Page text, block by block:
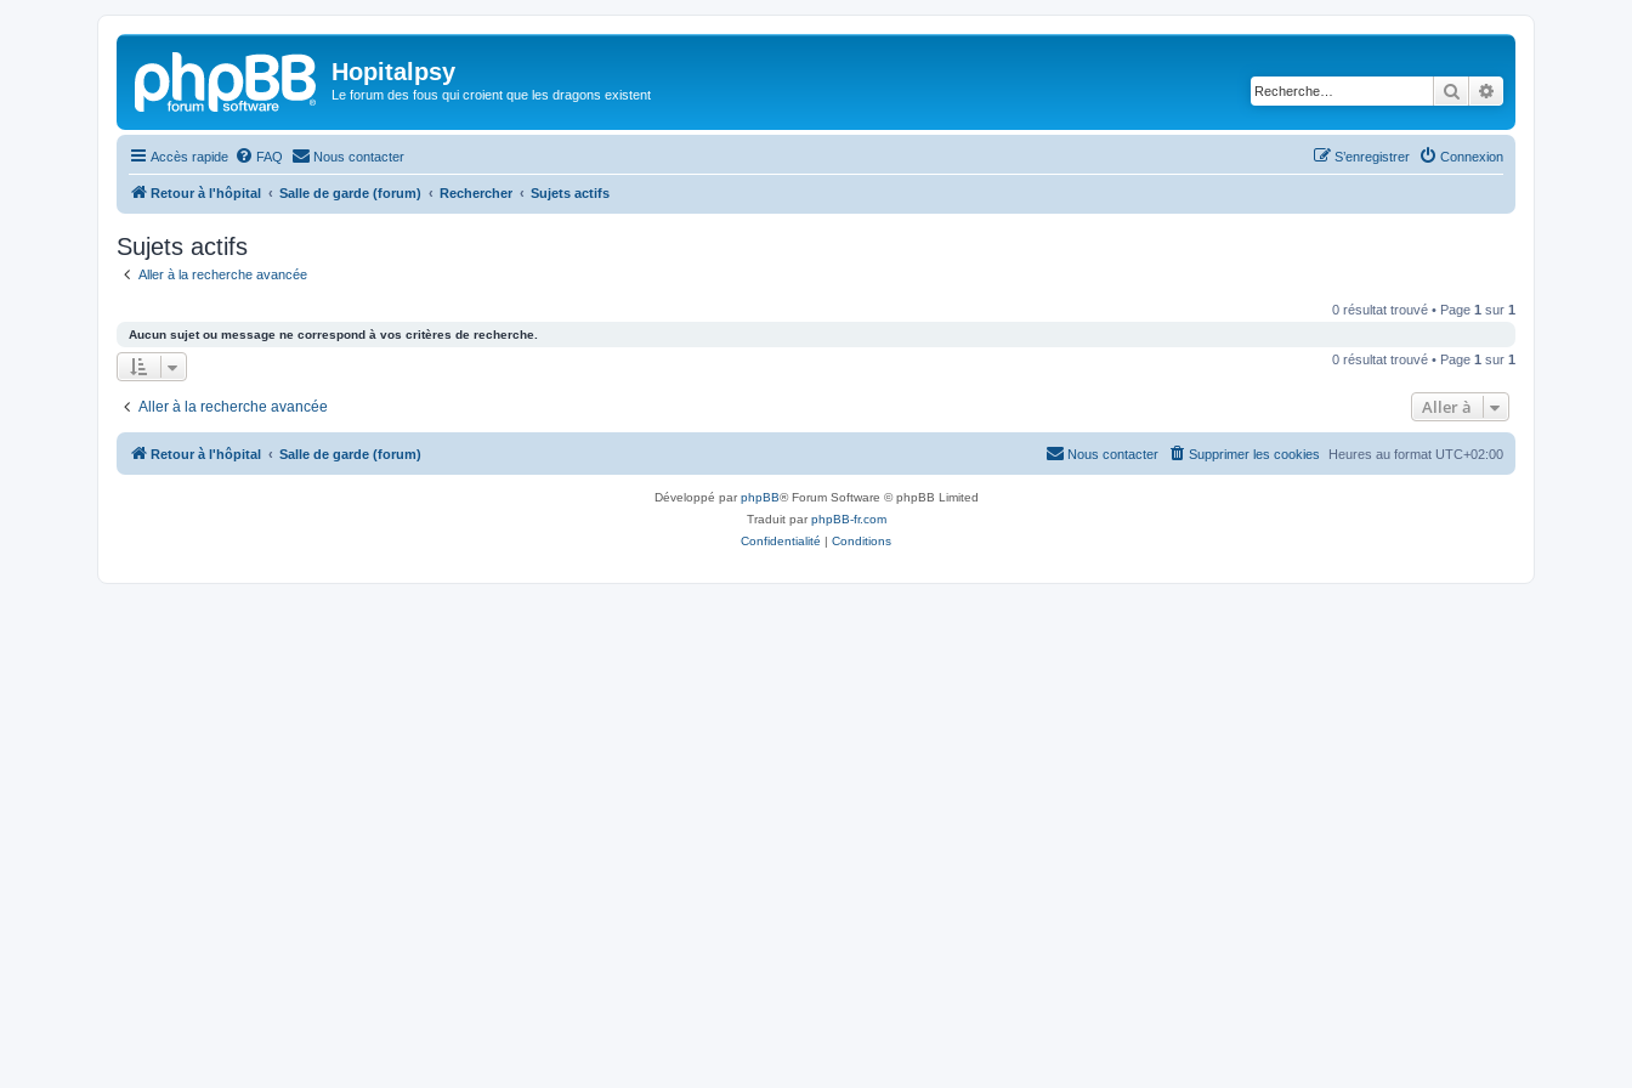
Hopitalpsy
Le forum des fous qui croient que les dragons existent Rechercher
Accès rapide FAQ Nous contacter Connexion
S’enregistrer
Retour à l'hôpital Salle de garde (forum) Rechercher Sujets actifs
Sujets actifs
Aller à la recherche avancée
0 résultat trouvé • Page 1 sur 1
Aucun sujet ou message ne correspond à vos critères de recherche.
0 résultat trouvé • Page 1 sur 1
Aller à la recherche avancée Aller à
Retour à l'hôpital Salle de garde (forum) Heures au format UTC+02:00
Supprimer les cookies
Nous contacter
Développé parphpBB® Forum Software © phpBB Limited
Traduit parphpBB-fr.com
Confidentialité | Conditions